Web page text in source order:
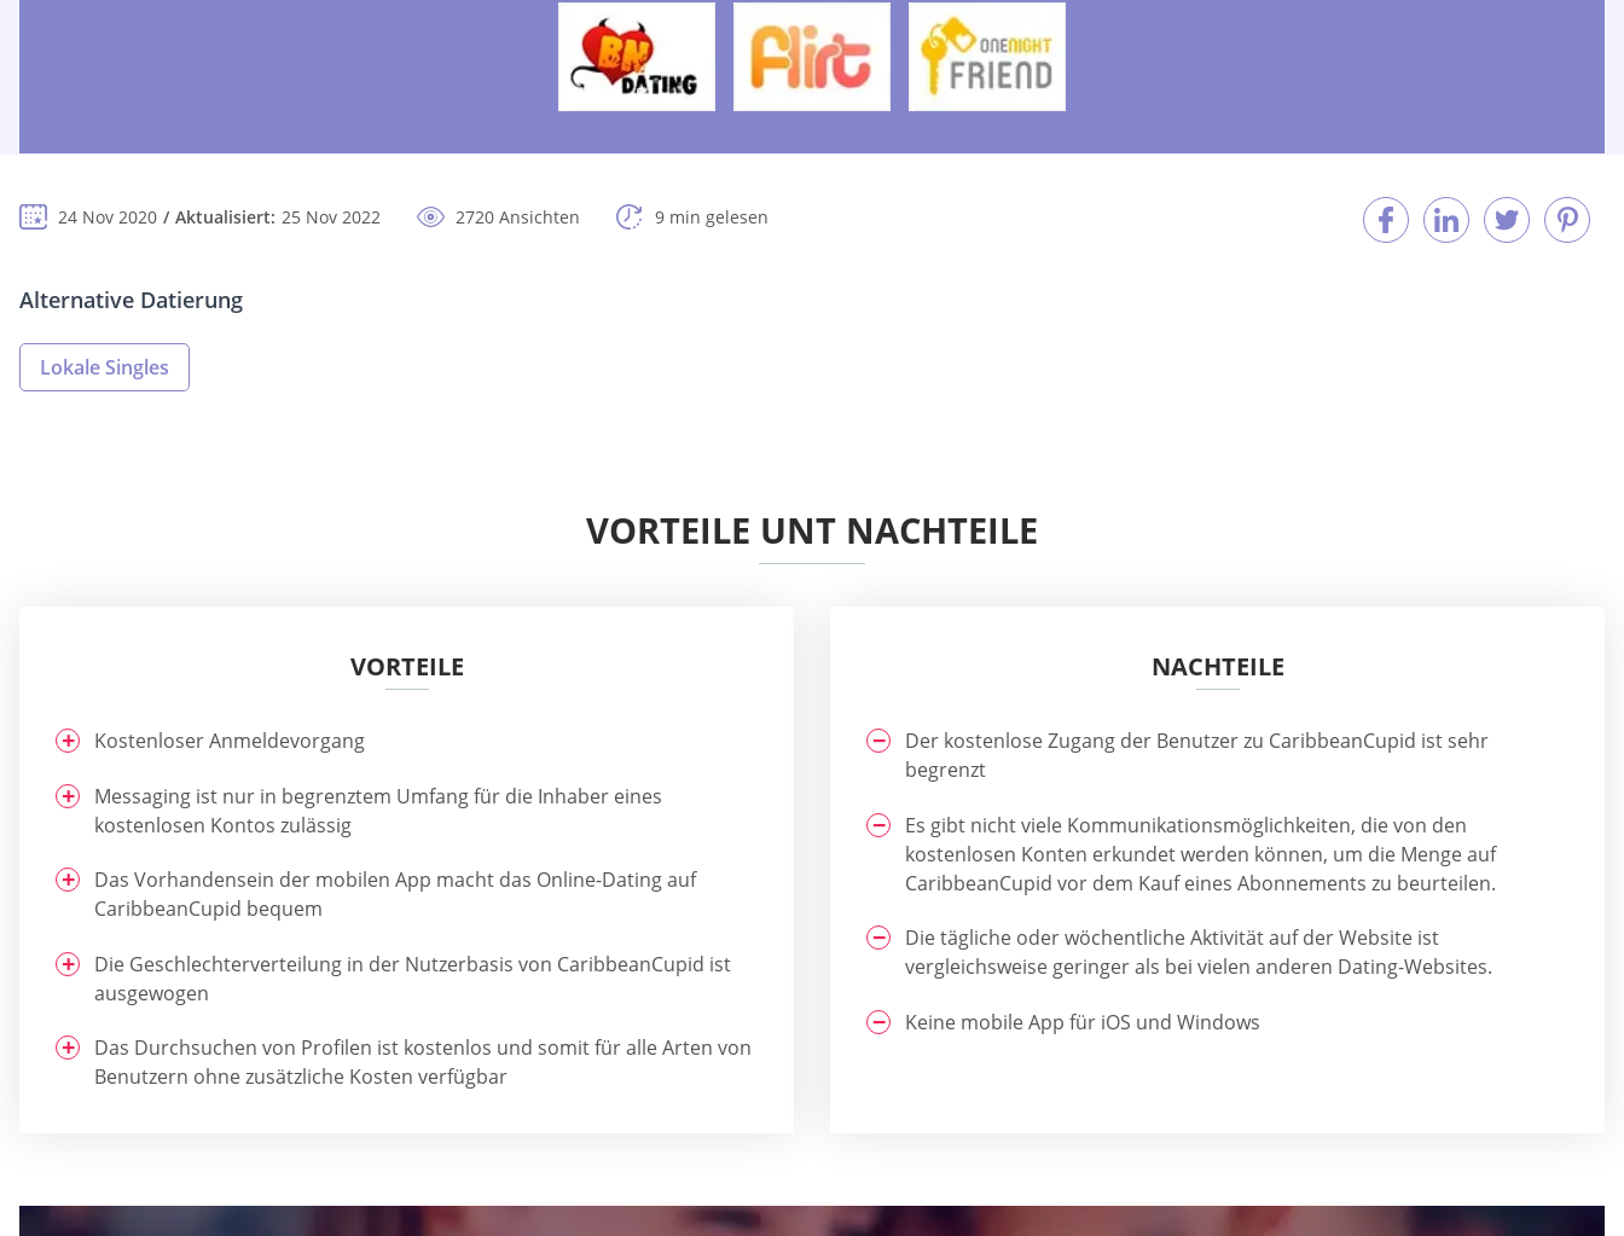
24 Nov 2020 Aktualisiert: 25 Nov 2022 2720 Ansichten 9 min gelesen
Alternative Datierung
Lokale Singles
VORTEILE UNT NACHTEILE
VORTEILE
Kostenloser Anmeldevorgang
Messaging ist nur in begrenztem Umfang für die Inhaber eines
kostenlosen Kontos zulässig
Das Vorhandensein der mobilen App macht das Online-Dating auf
CaribbeanCupid bequem
Die Geschlechterverteilung in der Nutzerbasis von CaribbeanCupid ist
ausgewogen
Das Durchsuchen von Profilen ist kostenlos und somit für alle Arten von
Benutzern ohne zusätzliche Kosten verfügbar
NACHTEILE
Der kostenlose Zugang der Benutzer zu CaribbeanCupid ist sehr
begrenzt
Es gibt nicht viele Kommunikationsmöglichkeiten, die von den
kostenlosen Konten erkundet werden können, um die Menge auf
CaribbeanCupid vor dem Kauf eines Abonnements zu beurteilen.
Die tägliche oder wöchentliche Aktivität auf der Website ist
vergleichsweise geringer als bei vielen anderen Dating-Websites.
Keine mobile App für iOS und Windows